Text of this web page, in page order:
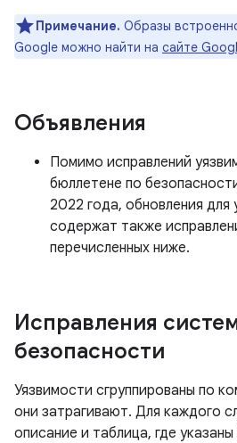
Примечание. Образы
Google можно найти на сайте
Объявления
Помимо исправлений
бюллетене по
2022 года, обновления для
содержат также
перечисленных ниже.
Исправления
безопасности
Уязвимости сгруппированы по
они затрагивают. Для каждого
описание и таблица, где